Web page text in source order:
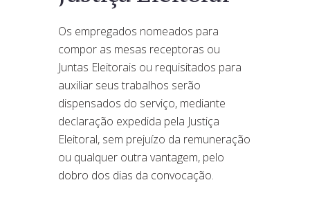
Os empregados nomeados para
compor as mesas receptoras ou
Juntas Eleitorais ou requisitados para
auxiliar seus trabalhos serão
dispensados do serviço, mediante
declaração expedida pela Justiça
Eleitoral, sem prejuízo da remuneração
ou qualquer outra vantagem, pelo
dobro dos dias da convocação.